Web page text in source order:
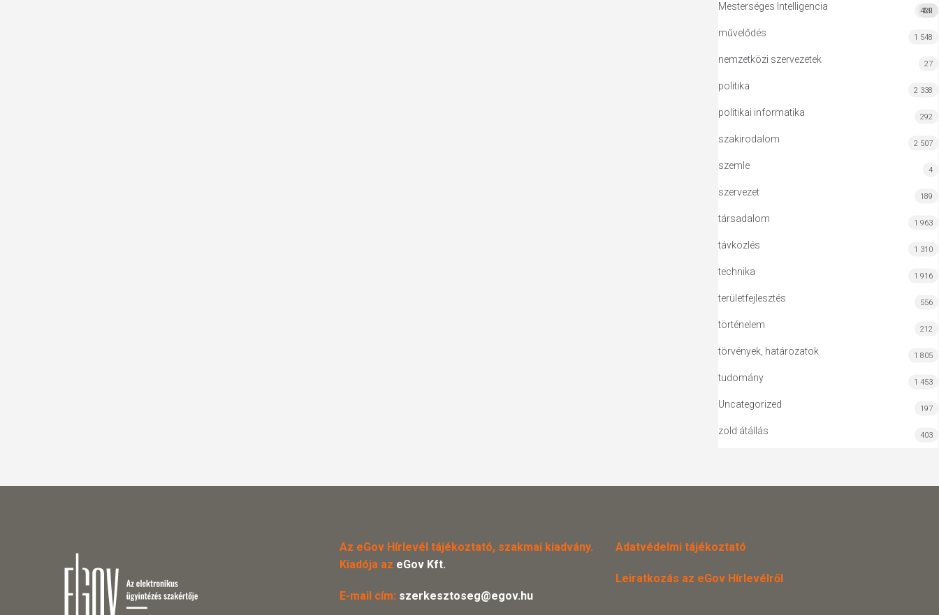
Mesterséges Intelligencia MI
422
művelődés 1 548
nemzetközi szervezetek 27
politika 2 338
politikai informatika 292
szakirodalom 2 507
szemle 4
szervezet 189
társadalom 1 963
távközlés 1 310
technika 1 916
területfejlesztés 556
történelem 212
törvények, határozatok 1 805
tudomány 1 453
Uncategorized 197
zöld átállás 403
Az eGov Hírlevél tájékoztató, szakmai kiadvány.
Kiadója az eGov Kft.
E-mail cím: szerkesztoseg@egov.hu
Adatvédelmi tájékoztató
Leiratkozás az eGov Hírlevélről